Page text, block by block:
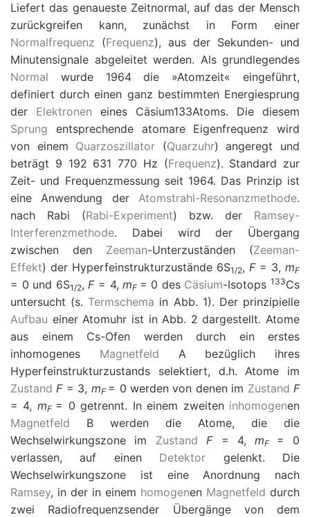
Liefert das genaueste Zeitnormal, auf das der Mensch
zurückgreifen kann, zunächst in Form einer
Normalfrequenz (Frequenz), aus der Sekunden- und
Minutensignale abgeleitet werden. Als grundlegendes
Normal wurde 1964 die »Atomzeit« eingeführt,
definiert durch einen ganz bestimmten Energiesprung
der Elektronen eines Cäsium133Atoms. Die diesem
Sprung entsprechende atomare Eigenfrequenz wird
von einem Quarzoszillator (Quarzuhr) angeregt und
beträgt 9 192 631 770 Hz (Frequenz). Standard zur
Zeit- und Frequenzmessung seit 1964. Das Prinzip ist
eine Anwendung der Atomstrahl-Resonanzmethode.
nach Rabi (Rabi-Experiment) bzw. der Ramsey-
Interferenzmethode. Dabei wird der Übergang
zwischen den Zeeman-Unterzuständen (Zeeman-
Effekt) der Hyperfeinstrukturzustände 6S1/2, F = 3, mF
= 0 und 6S1/2,F = 4,mF = 0 des Cäsium-Isotops133Cs
untersucht (s. Termschema in Abb. 1). Der prinzipielle
Aufbau einer Atomuhr ist in Abb. 2 dargestellt. Atome
aus einem Cs-Ofen werden durch ein erstes
inhomogenes Magnetfeld A bezüglich ihres
Hyperfeinstrukturzustands selektiert, d.h. Atome im
Zustand F = 3, mF = 0 werden von denen im Zustand F
= 4, mF = 0 getrennt. In einem zweiten inhomogenen
Magnetfeld B werden die Atome, die die
Wechselwirkungszone im Zustand F = 4,mF = 0
verlassen, auf einen Detektor gelenkt. Die
Wechselwirkungszone ist eine Anordnung nach
Ramsey, in der in einem homogenen Magnetfeld durch
zwei Radiofrequenzsender Übergänge von dem